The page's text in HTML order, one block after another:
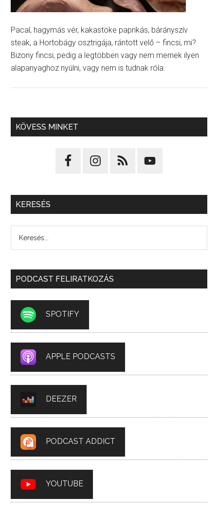
Pacal, hagymás vér, kakastöke paprikás, bárányszív
steak, a Hortobágy osztrigája, rántott velő – fincsi, mi?
Bizony fincsi, pedig a legtöbben vagy nem mernek ilyen
alapanyaghoz nyúlni, vagy nem is tudnak róla.
KÖVESS MINKET
KERESÉS
PODCAST FELIRATKOZÁS
SPOTIFY
APPLE PODCASTS
DEEZER
PODCAST ADDICT
YOUTUBE